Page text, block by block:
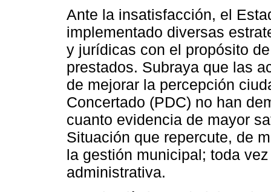
Ante la insatisfacción, el
implementado diversas
y jurídicas con el propósito
prestados. Subraya que las
de mejorar la percepción
Concertado (PDC) no han
cuanto evidencia de mayor
Situación que repercute, de
la gestión municipal; toda
administrativa.